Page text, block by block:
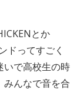
とか
ドってすごく
いで高校生の時
みんなで音を合